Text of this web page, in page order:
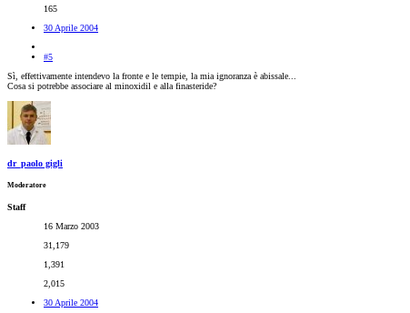
165
30 Aprile 2004
#5
Sì, effettivamente intendevo la fronte e le tempie, la mia ignoranza è abissale...
Cosa si potrebbe associare al minoxidil e alla finasteride?
dr_paolo gigli
Moderatore
Staff
16 Marzo 2003
31,179
1,391
2,015
30 Aprile 2004